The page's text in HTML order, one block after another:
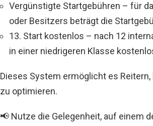
Vergünstigte Startgebühren – für
oder Besitzers beträgt die
13. Start kostenlos – nach 12
in einer niedrigeren Klasse
Dieses System ermöglicht es
zu optimieren.
📢 Nutze die Gelegenheit, auf einem